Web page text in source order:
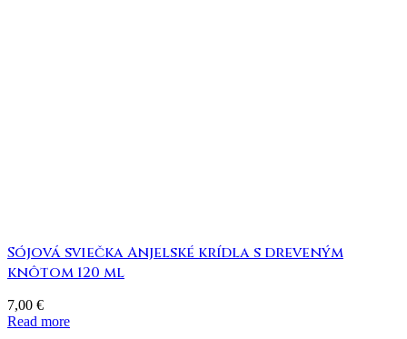
Sójová sviečka Anjelské krídla s dreveným
knôtom 120 ml
7,00 €
Read more